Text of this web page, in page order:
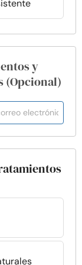
y
(Opcional)